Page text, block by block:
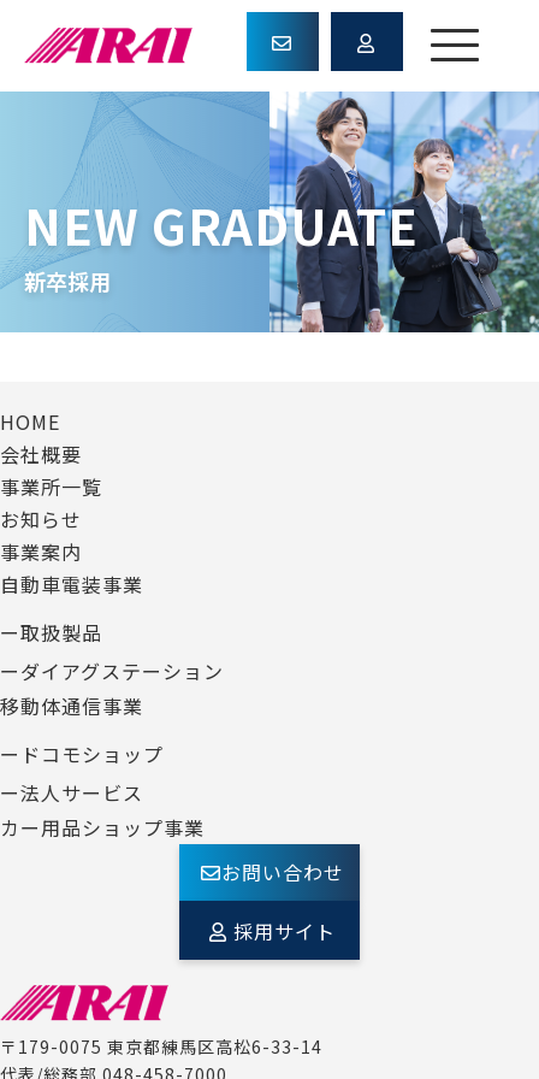
NEW GRADUATE
新卒採用
HOME
会社概要
事業所一覧
お知らせ
事業案内
自動車電装事業
ー取扱製品
ーダイアグステーション
移動体通信事業
ードコモショップ
ー法人サービス
カー用品ショップ事業
お問い合わせ
採用サイト
〒179-0075 東京都練馬区高松6-33-14